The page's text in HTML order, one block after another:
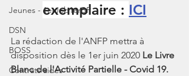
Jeunes - 1erJob1erBP
DSN
BOSS
Contrats aidés
exemplaire : ICI
La rédaction de l'ANFP mettra à
disposition dès le 1er juin 2020 Le Livre
Blanc de l'Activité Partielle - Covid 19.